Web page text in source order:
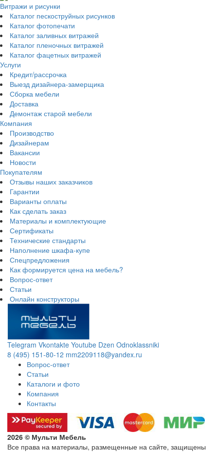
Витражи и рисунки
Каталог пескоструйных рисунков
Каталог фотопечати
Каталог заливных витражей
Каталог пленочных витражей
Каталог фацетных витражей
Услуги
Кредит/рассрочка
Выезд дизайнера-замерщика
Сборка мебели
Доставка
Демонтаж старой мебели
Компания
Производство
Дизайнерам
Вакансии
Новости
Покупателям
Отзывы наших заказчиков
Гарантии
Варианты оплаты
Как сделать заказ
Материалы и комплектующие
Сертификаты
Технические стандарты
Наполнение шкафа-купе
Спецпредложения
Как формируется цена на мебель?
Вопрос-ответ
Статьи
Онлайн конструкторы
Telegram Vkontakte Youtube Dzen Odnoklassniki
8 (495) 151-80-12 mm2209118@yandex.ru
Вопрос-ответ
Статьи
Каталоги и фото
Компания
Контакты
2026 © Мульти Мебель
Все права на материалы, размещенные на сайте, защищены